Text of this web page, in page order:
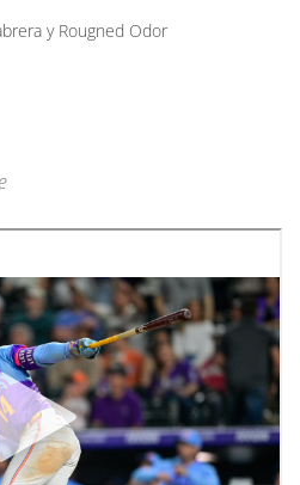
y Rougned Odor